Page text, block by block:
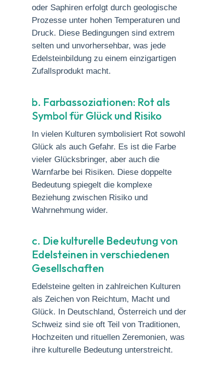
oder Saphiren erfolgt durch geologische
Prozesse unter hohen Temperaturen und
Druck. Diese Bedingungen sind extrem
selten und unvorhersehbar, was jede
Edelsteinbildung zu einem einzigartigen
Zufallsprodukt macht.
b. Farbassoziationen: Rot als
Symbol für Glück und Risiko
In vielen Kulturen symbolisiert Rot sowohl
Glück als auch Gefahr. Es ist die Farbe
vieler Glücksbringer, aber auch die
Warnfarbe bei Risiken. Diese doppelte
Bedeutung spiegelt die komplexe
Beziehung zwischen Risiko und
Wahrnehmung wider.
c. Die kulturelle Bedeutung von
Edelsteinen in verschiedenen
Gesellschaften
Edelsteine gelten in zahlreichen Kulturen
als Zeichen von Reichtum, Macht und
Glück. In Deutschland, Österreich und der
Schweiz sind sie oft Teil von Traditionen,
Hochzeiten und rituellen Zeremonien, was
ihre kulturelle Bedeutung unterstreicht.